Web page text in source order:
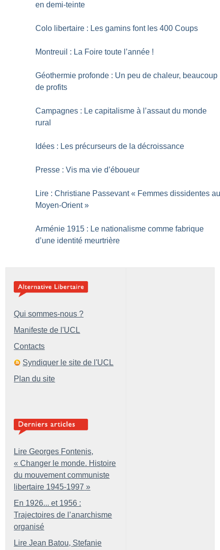
en demi-teinte
Colo libertaire : Les gamins font les 400 Coups
Montreuil : La Foire toute l’année !
Géothermie profonde : Un peu de chaleur, beaucoup
de profits
Campagnes : Le capitalisme à l’assaut du monde
rural
Idées : Les précurseurs de la décroissance
Presse : Vis ma vie d’éboueur
Lire : Christiane Passevant « Femmes dissidentes
Moyen-Orient »
Arménie 1915 : Le nationalisme comme fabrique
d’une identité meurtrière
Qui sommes-nous ?
Manifeste de l'UCL
Contacts
Syndiquer le site de l'UCL
Plan du site
Lire Georges Fontenis,
« Changer le monde. Histoire
du mouvement communiste
libertaire 1945-1997 »
En 1926... et 1956 :
Trajectoires de l’anarchisme
organisé
Lire Jean Batou, Stefanie